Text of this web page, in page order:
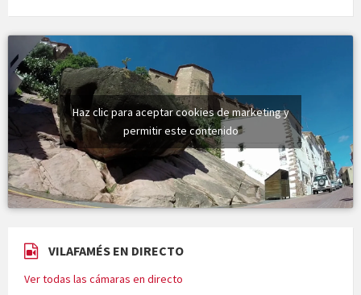
Haz clic para aceptar cookies de marketing y
permitir este contenido
VILAFAMÉS EN DIRECTO
Ver todas las cámaras en directo